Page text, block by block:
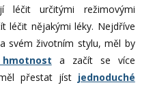
léčit určitými režimovými
léčit nějakými léky. Nejdříve
svém životním stylu, měl by
a začít se více
přestat jíst jednoduché